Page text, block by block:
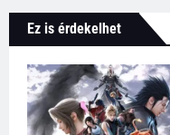
Ez is érdekelhet